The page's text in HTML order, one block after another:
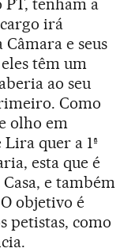
PT, tenham a
irá
e seus
têm um
ao seu
Como
olho em
quer a 1ª
esta que é
e também
objetivo é
petistas, como